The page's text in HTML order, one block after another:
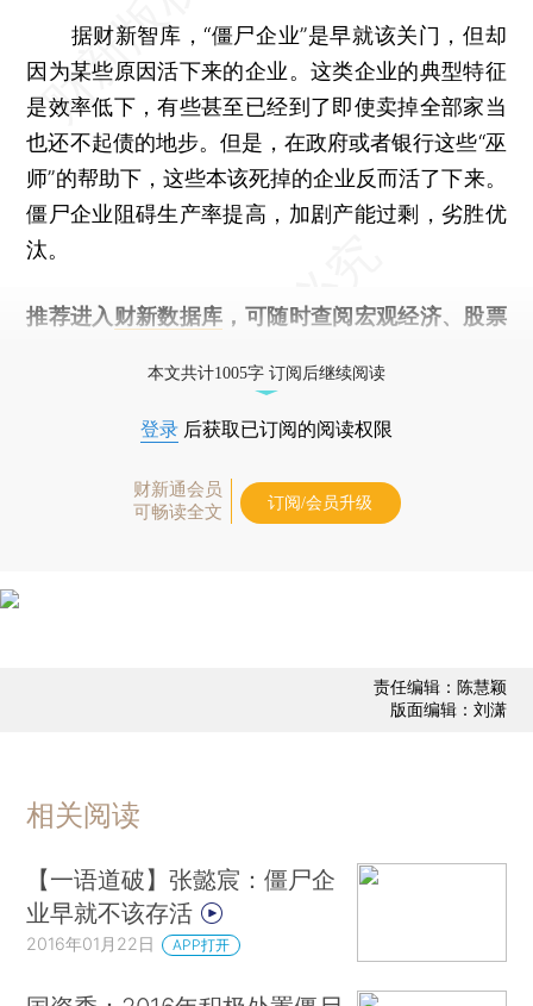
据财新智库，“僵尸企业”是早就该关门，但却
因为某些原因活下来的企业。这类企业的典型特征
是效率低下，有些甚至已经到了即使卖掉全部家当
也还不起债的地步。但是，在政府或者银行这些“巫
师”的帮助下，这些本该死掉的企业反而活了下来。
僵尸企业阻碍生产率提高，加剧产能过剩，劣胜优
汰。
推荐进入 财新数据库 ，可随时查阅宏观经济、股票
本文共计1005字 订阅后继续阅读
登录 后获取已订阅的阅读权限
财新通会员
可畅读全文
订阅/会员升级
责任编辑：陈慧颖
版面编辑：刘潇
相关阅读
【一语道破】张懿宸：僵尸企
业早就不该存活
2016年01月22日 APP打开